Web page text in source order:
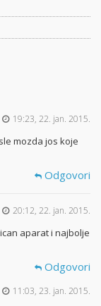
19:23, 22. jan. 2015.
mozda jos koje
Odgovori
20:12, 22. jan. 2015.
aparat i najbolje
Odgovori
11:03, 23. jan. 2015.